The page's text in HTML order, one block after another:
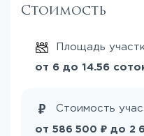
Стоимость
Площадь
от 6 до 14.56
Стоимость
от 586 500 ₽ до 2